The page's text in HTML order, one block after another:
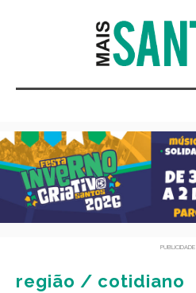
PUBLICIDADE
região / cotidiano